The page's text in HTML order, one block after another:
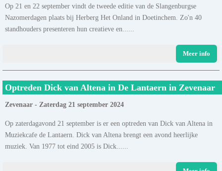
Op 21 en 22 september vindt de tweede editie van de Slangenburgse
Nazomerdagen plaats bij Herberg Het Onland in Doetinchem. Zo'n 40
standhouders presenteren hun creatieve en......
Meer info
Optreden Dick van Altena in De Lantaern in Zevenaar
Zevenaar - Zaterdag 21 september 2024
Op zaterdagavond 21 september is er een optreden van Dick van Altena in
Muziekcafe de Lantaern. Dick van Altena brengt een avond heerlijke
muziek. Van 1977 tot eind 2005 is Dick......